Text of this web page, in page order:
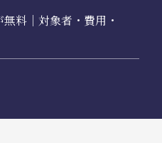
料｜対象者・費用・